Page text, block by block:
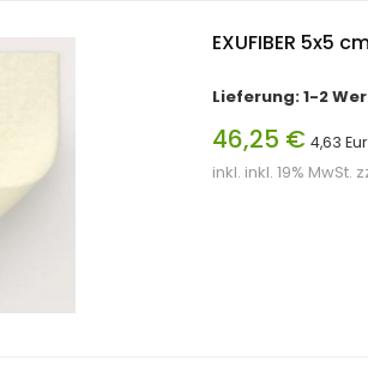
EXUFIBER 5x5
Lieferung: 1-2
46,25 € 4,63
inkl. inkl. 19% MwSt.